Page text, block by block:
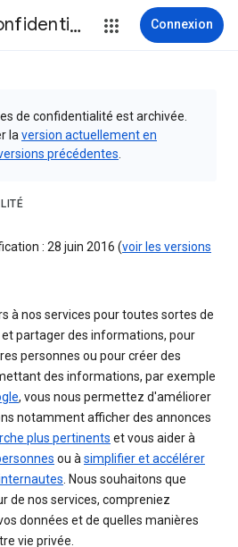
Règles de confidentialité et conditions d’utilisation Connexion
de confidentialité est archivée.
la version actuellement en
précédentes
: 28 juin 2016 (voir les versions
à nos services pour toutes sortes de
partager des informations, pour
personnes ou pour créer des
des informations, par exemple
, vous nous permettez d'améliorer
notamment afficher des annonces
plus pertinents et vous aider à
ou àsimplifier et accélérer
. Nous souhaitons que
de nos services, compreniez
données et de quelles manières
vie privée.